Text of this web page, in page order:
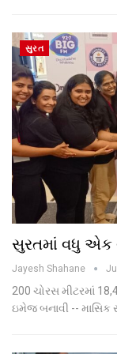
સુરત
સુરતમાં વધુ એક
Jayesh Shahane
200 ચોરસ મીટરમાં
ઇમેજ બનાવી -- માસિક